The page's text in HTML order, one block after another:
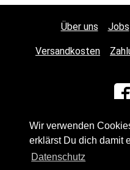
Wir verwenden
erklärst Du dich damit
Datenschutz
Über uns Jobs
Versandkosten
Start Impressum AGB